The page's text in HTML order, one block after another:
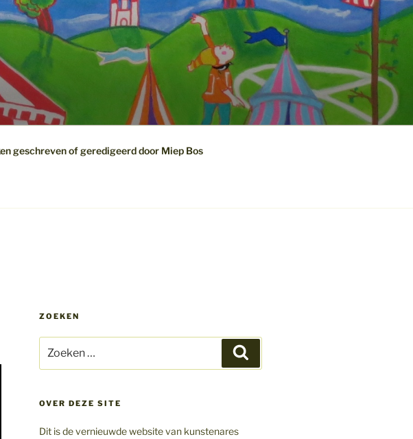
geschreven of geredigeerd door Miep Bos
ZOEKEN
naar:
OVER DEZE SITE
Dit is de vernieuwde website van kunstenares